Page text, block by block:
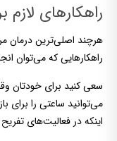
راهکارهای
هرچند اصلی‌ترین درمان
راهکارهایی که می‌توان
سعی کنید برای خودتان
می‌توانید ساعتی را برای
اینکه در فعالیت‌های